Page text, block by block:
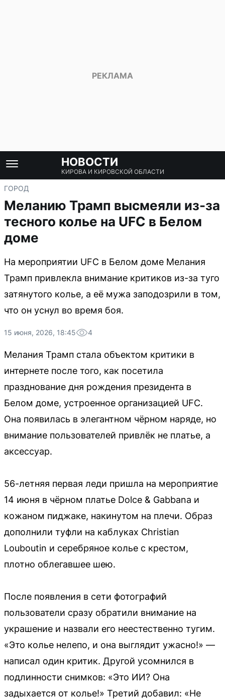
НОВОСТИ
КИРОВА И КИРОВСКОЙ ОБЛАСТИ
ГОРОД
Меланию Трамп высмеяли из-за
тесного колье на UFC в Белом
доме
На мероприятии UFC в Белом доме Мелания
Трамп привлекла внимание критиков из-за туго
затянутого колье, а её мужа заподозрили в том,
что он уснул во время боя.
15 июня, 2026, 18:45 4
Мелания Трамп стала объектом критики в
интернете после того, как посетила
празднование дня рождения президента в
Белом доме, устроенное организацией UFC.
Она появилась в элегантном чёрном наряде, но
внимание пользователей привлёк не платье, а
аксессуар.
56-летняя первая леди пришла на мероприятие
14 июня в чёрном платье Dolce & Gabbana и
кожаном пиджаке, накинутом на плечи. Образ
дополнили туфли на каблуках Christian
Louboutin и серебряное колье с крестом,
плотно облегавшее шею.
После появления в сети фотографий
пользователи сразу обратили внимание на
украшение и назвали его неестественно тугим.
«Это колье нелепо, и она выглядит ужасно!» —
написал один критик. Другой усомнился в
подлинности снимков: «Это ИИ? Она
задыхается от колье!» Третий добавил: «Не